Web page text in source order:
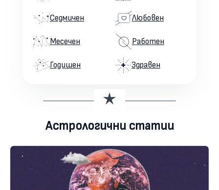
Седмичен
Месечен
Годишен
Любовен
Работен
Здравен
Астрологични статии